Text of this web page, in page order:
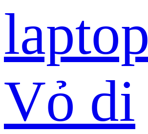
laptop
Vỏ di